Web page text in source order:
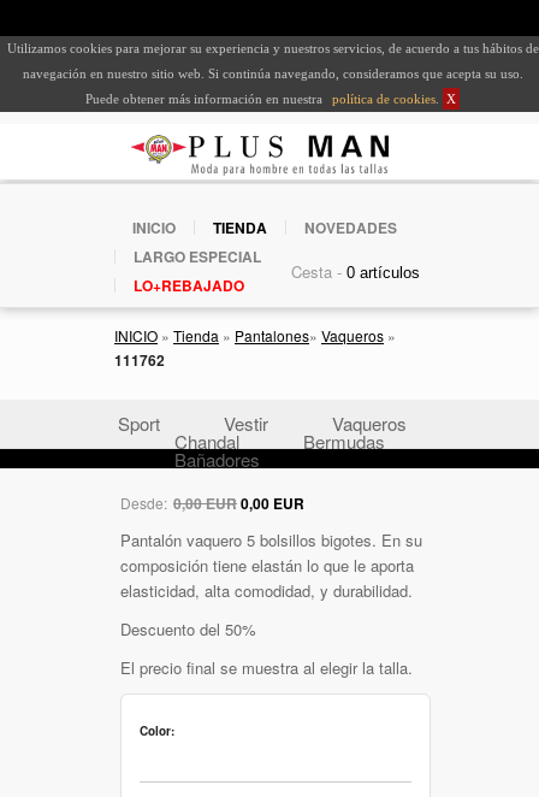
Utilizamos cookies para mejorar su experiencia y nuestros servicios, de acuerdo a tus hábitos de
navegación en nuestro sitio web. Si continúa navegando, consideramos que acepta su uso.
Puede obtener más información en nuestra
política de cookies X
INICIO TIENDA
NOVEDADES
LARGO ESPECIAL
LO+REBAJADO
Cesta -
INICIO » Tienda » Pantalones» Vaqueros »
111762
Sport Vestir Vaqueros
Chandal Bermudas
Bañadores
Desde: 0,00 EUR0,00 EUR
Pantalón vaquero 5 bolsillos bigotes. En su
composición tiene elastán lo que le aporta
elasticidad, alta comodidad, y durabilidad.
Descuento del 50%
El precio final se muestra al elegir la talla.
Color: